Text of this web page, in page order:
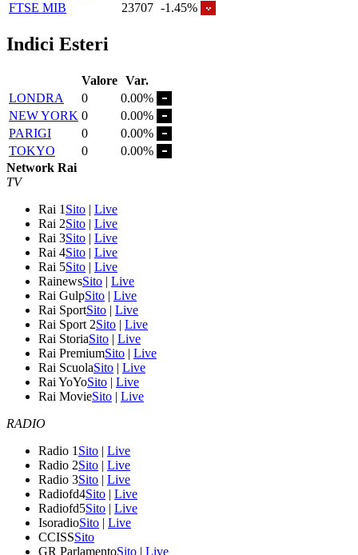
FTSE MIB
23707 -1.45%
Indici Esteri
Valore Var.
LONDRA
0
0.00%
NEW YORK 0
0.00%
PARIGI
0
0.00%
TOKYO
0
0.00%
Network Rai
TV
Rai 1 Sito | Live
Rai 2Sito | Live
Rai 3Sito | Live
Rai 4Sito | Live
Rai 5Sito | Live
RainewsSito | Live
Rai GulpSito | Live
Rai SportSito | Live
Rai Sport 2Sito | Live
Rai StoriaSito | Live
Rai PremiumSito | Live
Rai ScuolaSito | Live
Rai YoYoSito | Live
Rai MovieSito | Live
RADIO
Radio 1 Sito | Live
Radio 2Sito | Live
Radio 3Sito | Live
Radiofd4Sito | Live
Radiofd5Sito | Live
IsoradioSito | Live
CCISSSito
GR ParlamentoSito | Live